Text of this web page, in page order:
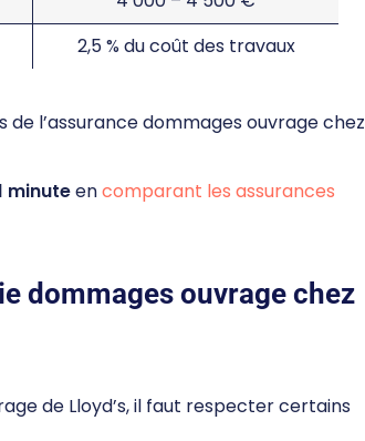
2,5 % du coût des travaux
l’assurance dommages ouvrage chez
minuteencomparant les assurances
dommages ouvrage chez
de Lloyd’s, il faut respecter certains